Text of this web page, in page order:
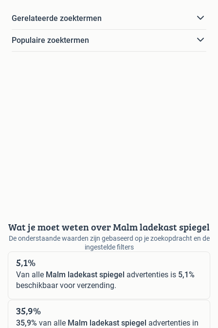
Gerelateerde zoektermen
Populaire zoektermen
Wat je moet weten over Malm ladekast spiegel
De onderstaande waarden zijn gebaseerd op je zoekopdracht en de
ingestelde filters
5,1%
Van alle Malm ladekast spiegel advertenties is 5,1%
beschikbaar voor verzending.
35,9%
35,9% van alle Malm ladekast spiegel advertenties in